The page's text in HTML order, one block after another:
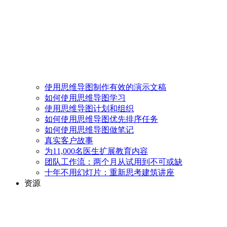
使用思维导图制作有效的演示文稿
如何使用思维导图学习
使用思维导图计划和组织
如何使用思维导图优先排序任务
如何使用思维导图做笔记
真实客户故事
为11,000名医生扩展教育内容
团队工作流：两个月从试用到不可或缺
十年不用幻灯片：重新思考建筑讲座
资源